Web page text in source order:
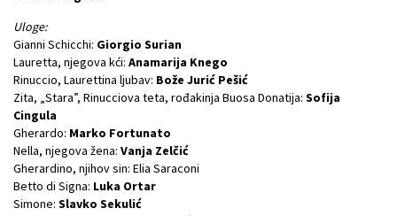
Uloge:
Gianni Schicchi: Giorgio Surian
Lauretta, njegova kći: Anamarija Knego
Rinuccio, Laurettina ljubav: Bože Jurić Pešić
Zita, „Stara”, Rinucciova teta, rođakinja Buosa Donatija: Sofija
Cingula
Gherardo: Marko Fortunato
Nella, njegova žena: Vanja Zelčić
Gherardino, njihov sin: Elia Saraconi
Betto di Signa: Luka Ortar
Simone: Slavko Sekulić